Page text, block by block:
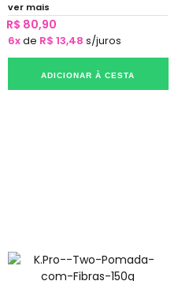
ver mais
R$ 80,90
6xde R$ 13,48 s/juros
ADICIONAR À CESTA